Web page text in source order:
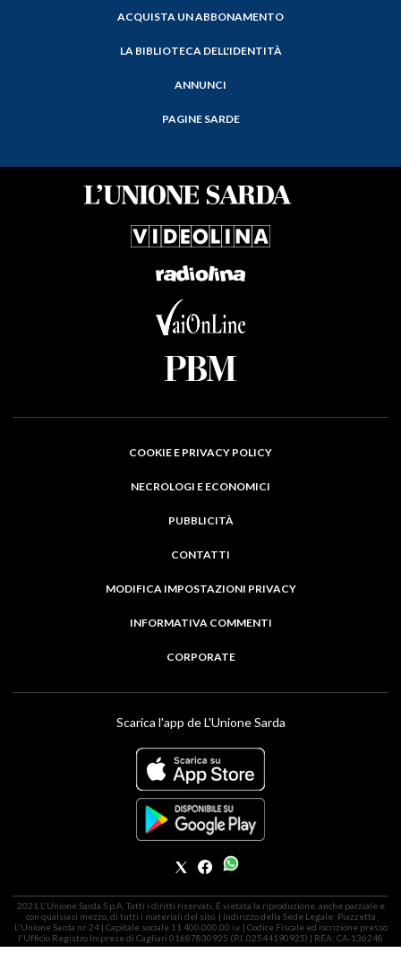
ACQUISTA UN ABBONAMENTO
LA BIBLIOTECA DELL'IDENTITÀ
ANNUNCI
PAGINE SARDE
COOKIE E PRIVACY POLICY
NECROLOGI E ECONOMICI
PUBBLICITÀ
CONTATTI
MODIFICA IMPOSTAZIONI PRIVACY
INFORMATIVA COMMENTI
CORPORATE
Scarica l'app de L'Unione Sarda
2021 L'Unione Sarda S.p.A. Tutti i diritti riservati. É vietata la riproduzione, anche parziale e
con qualsiasi mezzo, di tutti i materiali del sito. | Indirizzo della Sede Legale: Piazzetta
L'Unione Sarda nr. 24 | Capitale sociale 11.400.000,00 i.v. | Codice Fiscale ed iscrizione presso
l'Ufficio Registro Imprese di Cagliari 01687830925 (P.I. 02544190925) | REA: CA-136248